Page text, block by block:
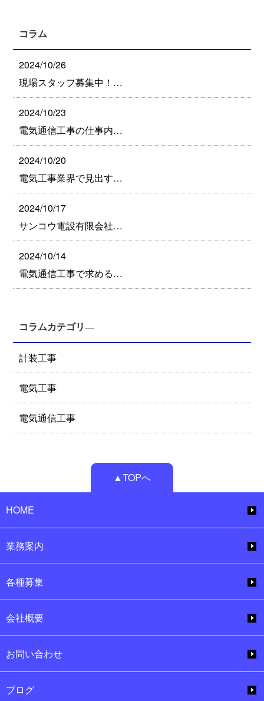
コラム
2024/10/26
現場スタッフ募集中！…
2024/10/23
電気通信工事の仕事内…
2024/10/20
電気工事業界で見出す…
2024/10/17
サンコウ電設有限会社…
2024/10/14
電気通信工事で求める…
コラムカテゴリ―
計装工事
電気工事
電気通信工事
▲TOPへ
HOME
業務案内
各種募集
会社概要
お問い合わせ
ブログ